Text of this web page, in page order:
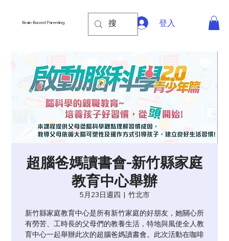
Brain-Based Parenting 登入
超腦爸媽讀書會-新竹縣家庭
教育中心舉辦
5月23日週四
  |
竹北市
新竹縣家庭教育中心是所有新竹家庭的好朋友，她關心所
有勞苦、工時長的父母們的教養生活，特地與風使全人教
育中心一起舉辦此次的超腦爸媽讀書會。此次活動在咖啡